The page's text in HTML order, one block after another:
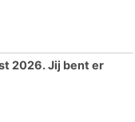
2026. Jij bent er